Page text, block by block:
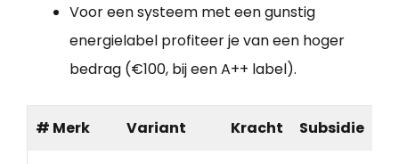
Voor een systeem met een gunstig
energielabel profiteer je van een hoger
bedrag (€100, bij een A++ label).
# Merk Variant Kracht Subsidie